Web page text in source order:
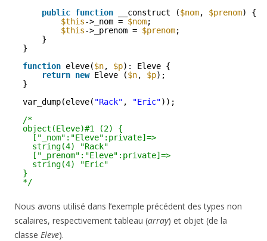
public function __construct ($nom, $prenom) {
$this->_nom = $nom;
$this->_prenom = $prenom;
}
}
function eleve($n, $p): Eleve {
return new Eleve ($n, $p);
}
var_dump(eleve( "Rack" , "Eric"));
/*
object(Eleve)#1 (2) {
["_nom":"Eleve":private]=>
string(4) "Rack"
["_prenom":"Eleve":private]=>
string(4) "Eric"
}
*/
Nous avons utilisé dans l’exemple précédent des types non
scalaires, respectivement tableau (array) et objet (de la
classe Eleve).